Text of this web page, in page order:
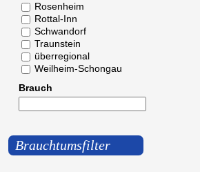
Rosenheim
Rottal-Inn
Schwandorf
Traunstein
überregional
Weilheim-Schongau
Brauch
Brauchtumsfilter